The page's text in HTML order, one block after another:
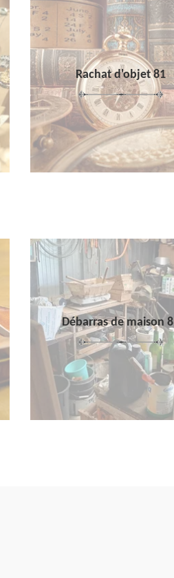
Rachat d'objet 81
Débarras de maison